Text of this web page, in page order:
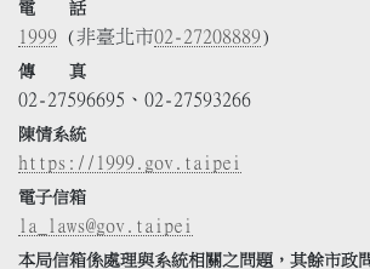
電 話
1999 (非臺北市02-27208889)
傳 真
02-27596695、02-27593266
陳情系統
https://1999.gov.taipei
電子信箱
la_laws@gov.taipei
本局信箱係處理與系統相關之問題，其餘市政